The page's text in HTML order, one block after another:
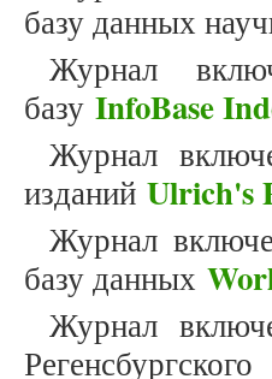
базу данных
Журнал
базу InfoBase
Журнал
изданий Ulrich's
Журнал
базу данных
Журнал